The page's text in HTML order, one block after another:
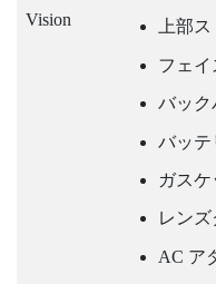
Vision
上部ス
フェイ
バック
バッテ
ガス
レン
AC ア